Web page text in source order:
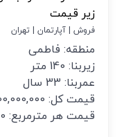
زیر قیمت
فروش | آپارتمان | تهران
منطقه: فاطمی
زیربنا: 140 متر
عمربنا: 33 سال
قیمت کل: 22,800,000,000
قیمت هر مترمربع: 162,857,000